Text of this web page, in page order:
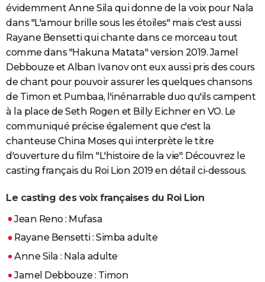
évidemment Anne Sila qui donne de la voix pour Nala
dans "L'amour brille sous les étoiles" mais c'est aussi
Rayane Bensetti qui chante dans ce morceau tout
comme dans "Hakuna Matata" version 2019. Jamel
Debbouze et Alban Ivanov ont eux aussi pris des cours
de chant pour pouvoir assurer les quelques chansons
de Timon et Pumbaa, l'inénarrable duo qu'ils campent
à la place de Seth Rogen et Billy Eichner en VO. Le
communiqué précise également que c'est la
chanteuse China Moses qui interprète le titre
d'ouverture du film "L'histoire de la vie". Découvrez le
casting français du Roi Lion 2019 en détail ci-dessous.
Le casting des voix françaises du Roi Lion
Jean Reno : Mufasa
Rayane Bensetti : Simba adulte
Anne Sila : Nala adulte
Jamel Debbouze : Timon